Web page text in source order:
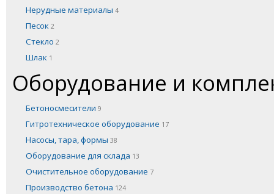
Нерудные материалы 4
Песок 2
Стекло 2
Шлак 1
Оборудование и
Бетоносмесители 9
Гитротехническое оборудование 17
Насосы, тара, формы 38
Оборудование для склада 13
Очистительное оборудование 7
Производство бетона 124